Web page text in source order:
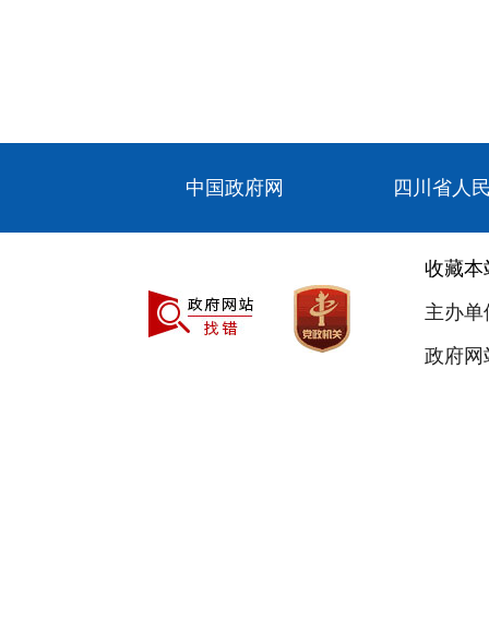
中国政府网 四川省人
收藏本
主办
政府网